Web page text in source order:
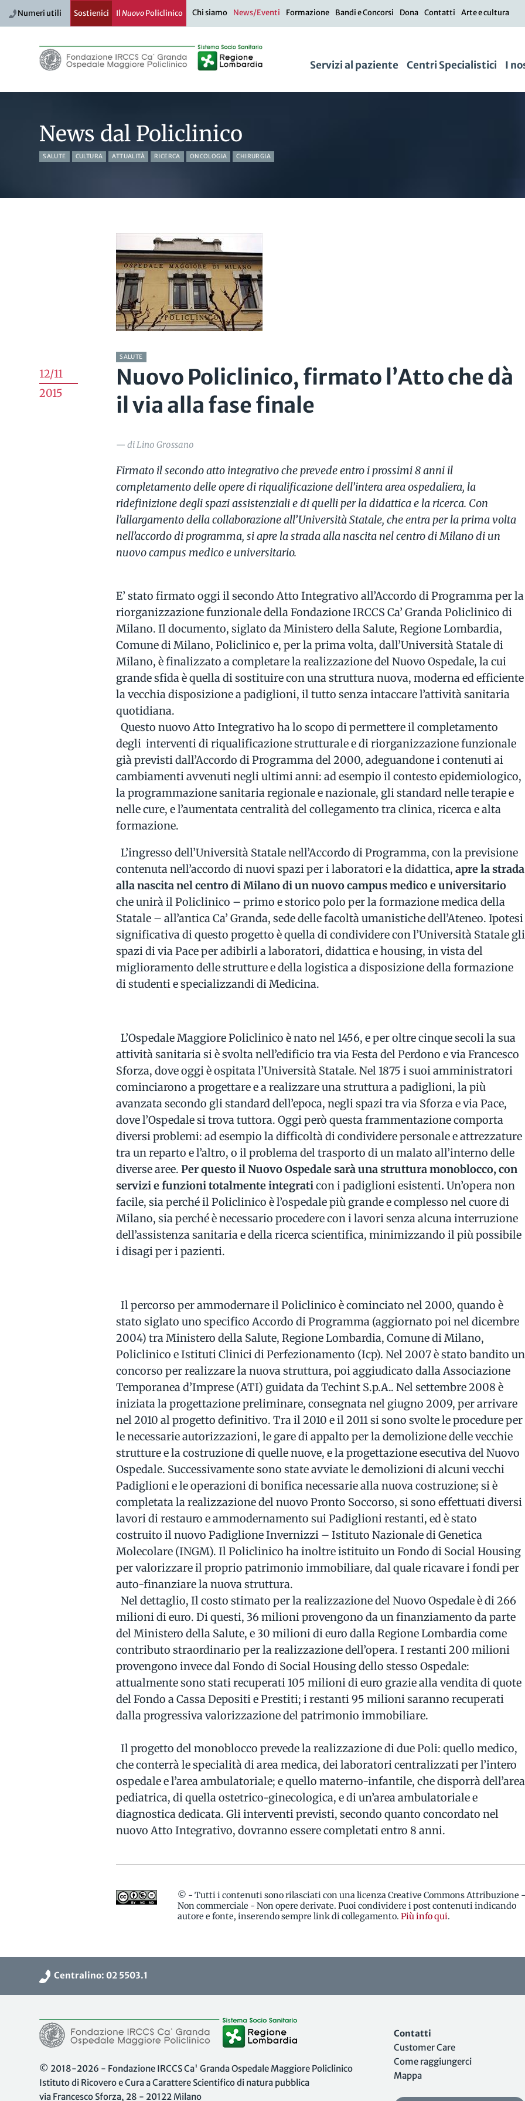
Numeri utili Sostienici IlNuovoPoliclinico Chi siamo News/Eventi Formazione Bandi e Concorsi Dona Contatti Arte e cultura
Servizi al paziente Centri Specialistici I
News dal Policlinico
SALUTE CULTURA ATTUALITÀ RICERCA ONCOLOGIA CHIRURGIA
12/11
2015
SALUTE
Nuovo Policlinico, firmato l’Atto che dà
il via alla fase finale
— di Lino Grossano
Firmato il secondo atto integrativo che prevede entro i prossimi 8 anni il
completamento delle opere di riqualificazione dell’intera area ospedaliera, la
ridefinizione degli spazi assistenziali e di quelli per la didattica e la ricerca. Con
l’allargamento della collaborazione all’Università Statale, che entra per la prima volta
nell’accordo di programma, si apre la strada alla nascita nel centro di Milano di un
nuovo campus medico e universitario.
E’ stato firmato oggi il secondo Atto Integrativo all’Accordo di Programma per la
riorganizzazione funzionale della Fondazione IRCCS Ca’ Granda Policlinico di
Milano. Il documento, siglato da Ministero della Salute, Regione Lombardia,
Comune di Milano, Policlinico e, per la prima volta, dall’Università Statale di
Milano, è finalizzato a completare la realizzazione del Nuovo Ospedale, la cui
grande sfida è quella di sostituire con una struttura nuova, moderna ed efficiente
la vecchia disposizione a padiglioni, il tutto senza intaccare l’attività sanitaria
quotidiana.
Questo nuovo Atto Integrativo ha lo scopo di permettere il completamento
degli interventi di riqualificazione strutturale e di riorganizzazione funzionale
già previsti dall’Accordo di Programma del 2000, adeguandone i contenuti ai
cambiamenti avvenuti negli ultimi anni: ad esempio il contesto epidemiologico,
la programmazione sanitaria regionale e nazionale, gli standard nelle terapie e
nelle cure, e l’aumentata centralità del collegamento tra clinica, ricerca e alta
formazione.
L’ingresso dell’Università Statale nell’Accordo di Programma, con la previsione
contenuta nell’accordo di nuovi spazi per i laboratori e la didattica,apre la strada
alla nascita nel centro di Milano di un nuovo campus medico e universitario
che unirà il Policlinico – primo e storico polo per la formazione medica della
Statale – all’antica Ca’ Granda, sede delle facoltà umanistiche dell’Ateneo. Ipotesi
significativa di questo progetto è quella di condividere con l’Università Statale gli
spazi di via Pace per adibirli a laboratori, didattica e housing, in vista del
miglioramento delle strutture e della logistica a disposizione della formazione
di studenti e specializzandi di Medicina.
L’Ospedale Maggiore Policlinico è nato nel 1456, e per oltre cinque secoli la sua
attività sanitaria si è svolta nell’edificio tra via Festa del Perdono e via Francesco
Sforza, dove oggi è ospitata l’Università Statale. Nel 1875 i suoi amministratori
cominciarono a progettare e a realizzare una struttura a padiglioni, la più
avanzata secondo gli standard dell’epoca, negli spazi tra via Sforza e via Pace,
dove l’Ospedale si trova tuttora. Oggi però questa frammentazione comporta
diversi problemi: ad esempio la difficoltà di condividere personale e attrezzature
tra un reparto e l’altro, o il problema del trasporto di un malato all’interno delle
diverse aree.Per questo il Nuovo Ospedale sarà una struttura monoblocco, con
servizi e funzioni totalmente integraticon i padiglioni esistenti. Un’opera non
facile, sia perché il Policlinico è l’ospedale più grande e complesso nel cuore di
Milano, sia perché è necessario procedere con i lavori senza alcuna interruzione
dell’assistenza sanitaria e della ricerca scientifica, minimizzando il più possibile
i disagi per i pazienti.
Il percorso per ammodernare il Policlinico è cominciato nel 2000, quando è
stato siglato uno specifico Accordo di Programma (aggiornato poi nel dicembre
2004) tra Ministero della Salute, Regione Lombardia, Comune di Milano,
Policlinico e Istituti Clinici di Perfezionamento (Icp). Nel 2007 è stato bandito un
concorso per realizzare la nuova struttura, poi aggiudicato dalla Associazione
Temporanea d’Imprese (ATI) guidata da Techint S.p.A.. Nel settembre 2008 è
iniziata la progettazione preliminare, consegnata nel giugno 2009, per arrivare
nel 2010 al progetto definitivo. Tra il 2010 e il 2011 si sono svolte le procedure per
le necessarie autorizzazioni, le gare di appalto per la demolizione delle vecchie
strutture e la costruzione di quelle nuove, e la progettazione esecutiva del Nuovo
Ospedale. Successivamente sono state avviate le demolizioni di alcuni vecchi
Padiglioni e le operazioni di bonifica necessarie alla nuova costruzione; si è
completata la realizzazione del nuovo Pronto Soccorso, si sono effettuati diversi
lavori di restauro e ammodernamento sui Padiglioni restanti, ed è stato
costruito il nuovo Padiglione Invernizzi – Istituto Nazionale di Genetica
Molecolare (INGM). Il Policlinico ha inoltre istituito un Fondo di Social Housing
per valorizzare il proprio patrimonio immobiliare, dal quale ricavare i fondi per
auto-finanziare la nuova struttura.
Nel dettaglio, Il costo stimato per la realizzazione del Nuovo Ospedale è di 266
milioni di euro. Di questi, 36 milioni provengono da un finanziamento da parte
del Ministero della Salute, e 30 milioni di euro dalla Regione Lombardia come
contributo straordinario per la realizzazione dell’opera. I restanti 200 milioni
provengono invece dal Fondo di Social Housing dello stesso Ospedale:
attualmente sono stati recuperati 105 milioni di euro grazie alla vendita di quote
del Fondo a Cassa Depositi e Prestiti; i restanti 95 milioni saranno recuperati
dalla progressiva valorizzazione del patrimonio immobiliare.
Il progetto del monoblocco prevede la realizzazione di due Poli: quello medico,
che conterrà le specialità di area medica, dei laboratori centralizzati per l’intero
ospedale e l’area ambulatoriale; e quello materno-infantile, che disporrà dell’area
pediatrica, di quella ostetrico-ginecologica, e di un’area ambulatoriale e
diagnostica dedicata. Gli interventi previsti, secondo quanto concordato nel
nuovo Atto Integrativo, dovranno essere completati entro 8 anni.
© - Tutti i contenuti sono rilasciati con una licenza Creative Commons Attribuzione
Non commerciale - Non opere derivate. Puoi condividere i post contenuti indicando
autore e fonte, inserendo sempre link di collegamento.Più info qui.
Centralino: 02 5503.1
© 2018-2026 - Fondazione IRCCS Ca' Granda Ospedale Maggiore Policlinico
Istituto di Ricovero e Cura a Carattere Scientifico di natura pubblica
via Francesco Sforza, 28 - 20122 Milano
Contatti
Customer Care
Come raggiungerci
Mappa